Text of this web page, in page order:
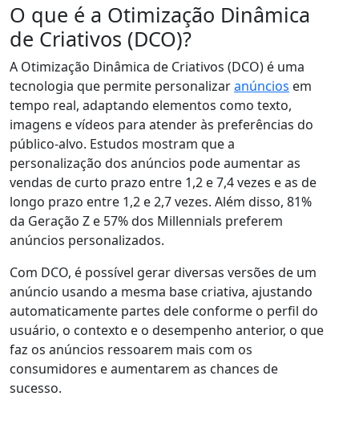
O que é a Otimização Dinâmica
de Criativos (DCO)?
A Otimização Dinâmica de Criativos (DCO) é uma
tecnologia que permite personalizaranúncios em
tempo real, adaptando elementos como texto,
imagens e vídeos para atender às preferências do
público-alvo. Estudos mostram que a
personalização dos anúncios pode aumentar as
vendas de curto prazo entre 1,2 e 7,4 vezes e as de
longo prazo entre 1,2 e 2,7 vezes. Além disso, 81%
da Geração Z e 57% dos Millennials preferem
anúncios personalizados.
Com DCO, é possível gerar diversas versões de um
anúncio usando a mesma base criativa, ajustando
automaticamente partes dele conforme o perfil do
usuário, o contexto e o desempenho anterior, o que
faz os anúncios ressoarem mais com os
consumidores e aumentarem as chances de
sucesso.